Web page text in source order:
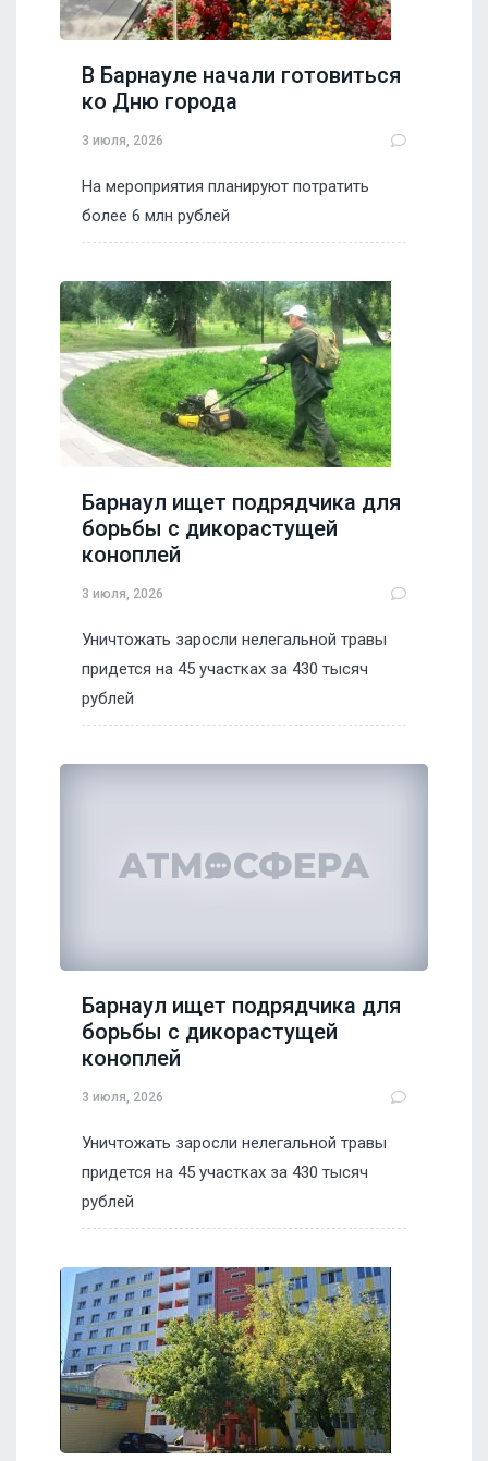
В Барнауле начали готовиться
ко Дню города
3 июля, 2026
На мероприятия планируют потратить
более 6 млн рублей
Барнаул ищет подрядчика для
борьбы с дикорастущей
коноплей
3 июля, 2026
Уничтожать заросли нелегальной травы
придется на 45 участках за 430 тысяч
рублей
Барнаул ищет подрядчика для
борьбы с дикорастущей
коноплей
3 июля, 2026
Уничтожать заросли нелегальной травы
придется на 45 участках за 430 тысяч
рублей